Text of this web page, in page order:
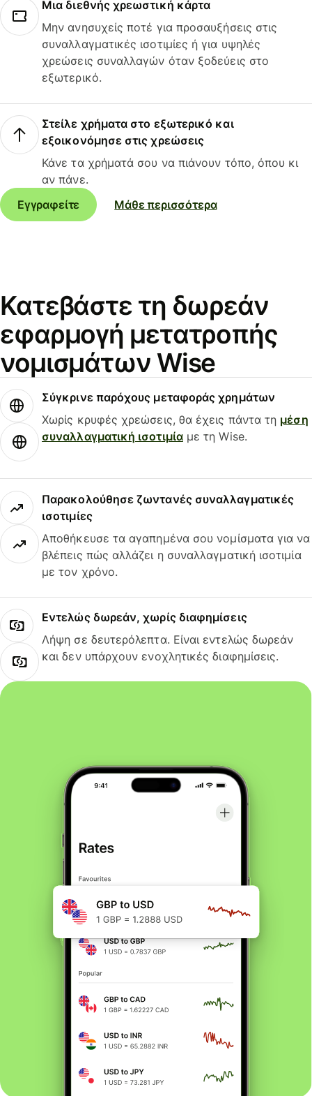
Μια διεθνής χρεωστική κάρτα
Μην ανησυχείς ποτέ για προσαυξήσεις στις
συναλλαγματικές ισοτιμίες ή για υψηλές
χρεώσεις συναλλαγών όταν ξοδεύεις στο
εξωτερικό.
Στείλε χρήματα στο εξωτερικό και
εξοικονόμησε στις χρεώσεις
Κάνε τα χρήματά σου να πιάνουν τόπο, όπου κι
αν πάνε.
Εγγραφείτε
Μάθε περισσότερα
Κατεβάστε τη δωρεάν
εφαρμογή μετατροπής
νομισμάτων Wise
Σύγκρινε παρόχους μεταφοράς χρημάτων
Χωρίς κρυφές χρεώσεις, θα έχεις πάντα τη μέση
συναλλαγματική ισοτιμίαμε τη Wise.
Παρακολούθησε ζωντανές συναλλαγματικές
ισοτιμίες
Αποθήκευσε τα αγαπημένα σου νομίσματα για να
βλέπεις πώς αλλάζει η συναλλαγματική ισοτιμία
με τον χρόνο.
Εντελώς δωρεάν, χωρίς διαφημίσεις
Λήψη σε δευτερόλεπτα. Είναι εντελώς δωρεάν
και δεν υπάρχουν ενοχλητικές διαφημίσεις.